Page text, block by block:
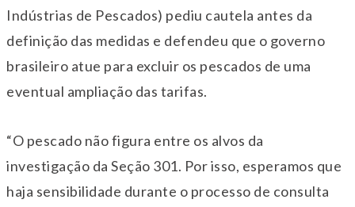
Indústrias de Pescados) pediu cautela antes da
definição das medidas e defendeu que o governo
brasileiro atue para excluir os pescados de uma
eventual ampliação das tarifas.
“O pescado não figura entre os alvos da
investigação da Seção 301. Por isso, esperamos que
haja sensibilidade durante o processo de consulta